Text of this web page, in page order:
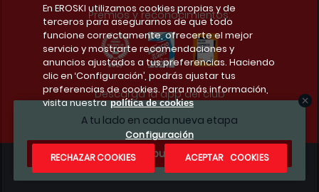
A tu lado en cada nueva etapa
¿Te apuntas?
Premios y reconocimientos:
Descarga la app del club
Condiciones legales
En EROSKI utilizamos cookies propias y de
terceros para asegurarnos de que todo
funcione correctamente, ofrecerte el mejor
servicio y mostrarte recomendaciones y
anuncios ajustados a tus preferencias. Haciendo
clic en ‘Configuración’, podrás ajustar tus
preferencias de cookies. Para más información,
visita nuestra política de cookies
Configuración
RECHAZAR COOKIES
ACEPTAR COOKIES